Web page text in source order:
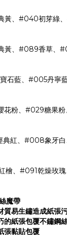
、#040初芽綠、
黃、#089香草、
藍、#005丹寧藍
花粉、#029糖果
紅、#008象牙白
、#091乾燥玫瑰
魔帶
質易生鏽造成紙張
的紙張包覆不鏽鋼
張黏貼包覆